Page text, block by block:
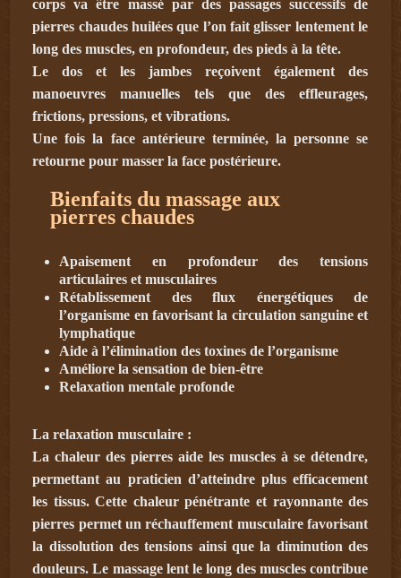
corps va être massé par des passages successifs de
pierres chaudes huilées que l’on fait glisser lentement le
long des muscles, en profondeur, des pieds à la tête.
Le dos et les jambes reçoivent également des
manoeuvres manuelles tels que des effleurages,
frictions, pressions, et vibrations.
Une fois la face antérieure terminée, la personne se
retourne pour masser la face postérieure.
Bienfaits du massage aux
pierres chaudes
Apaisement en profondeur des tensions
articulaires et musculaires
Rétablissement des flux énergétiques de
l’organisme en favorisant la circulation sanguine et
lymphatique
Aide à l’élimination des toxines de l’organisme
Améliore la sensation de bien-être
Relaxation mentale profonde
La relaxation musculaire :
La chaleur des pierres aide les muscles à se détendre,
permettant au praticien d’atteindre plus efficacement
les tissus. Cette chaleur pénétrante et rayonnante des
pierres permet un réchauffement musculaire favorisant
la dissolution des tensions ainsi que la diminution des
douleurs. Le massage lent le long des muscles contribue